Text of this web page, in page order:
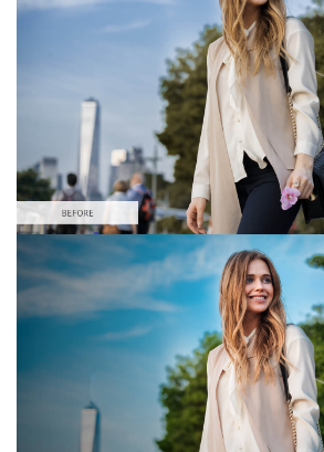
โปรดเลือก
Free Photoshop Overlay #3
Small 800*533px